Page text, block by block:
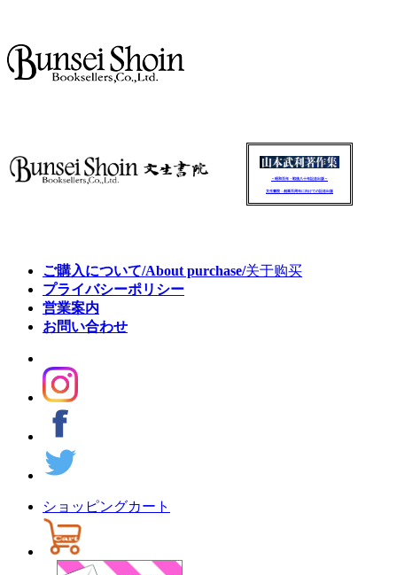
～昭和百年・戦後八十年記念出版～
文生書院：創業百周年に向けての記念出版
ご購入について/About purchase/关于购买
プライバシーポリシー
営業案内
お問い合わせ
ショッピングカート